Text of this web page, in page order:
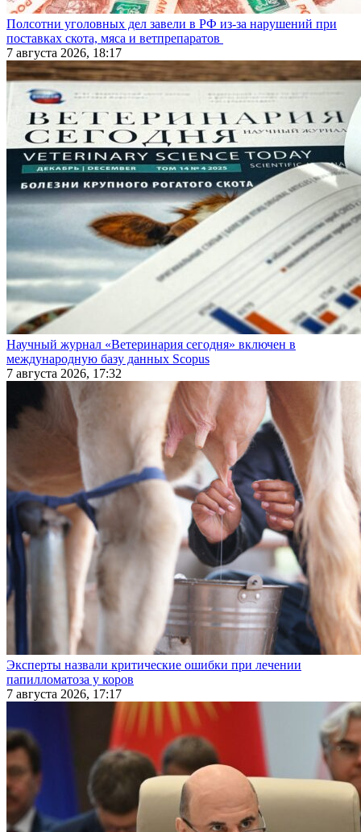
Полсотни уголовных дел завели в РФ из-за нарушений при
поставках скота, мяса и ветпрепаратов
7 августа 2026, 18:17
Научный журнал «Ветеринария сегодня» включен в
международную базу данных Scopus
7 августа 2026, 17:32
Эксперты назвали критические ошибки при лечении
папилломатоза у коров
7 августа 2026, 17:17